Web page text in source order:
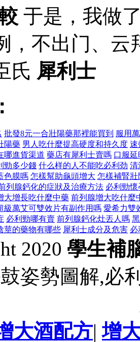
于是，我做
，不出门、
氏 犀利士
批發8元一合壯陽藥那裡能買到 服用
陽藥 男人吃什麼提高硬度和持久度 速
哪進貨渠道 藥店有犀利士賣嗎 口服
勁多少錢 什么样的人不能吃必利劲 清
色膜嗎 怎樣幫助龜頭增大 怎樣補腎壯
列腺鈣化的症狀及治療方法 必利勁
大增長吃什麼中藥 前列腺增大吃什麼
級萬艾可雙效片有副作用嗎 愛希力雙
必利勁哪有賣 前列腺鈣化灶丟人嗎
莖的藥物有哪些 犀利士成分及危害 必
2020 學生補
姿勢圖解,必
大酒配方|增